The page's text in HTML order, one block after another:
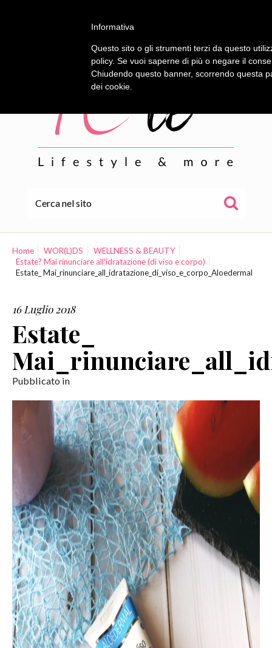
WOR(L)DS
CONTATTI
Home WOR(L)DS
WELLNESS & BEAUTY
Estate? Mai rinunciare all'idratazione (di viso e corpo)
Estate_ Mai_rinunciare_all_idratazione_di_viso_e_corpo_Aloedermal
16 Luglio 2018
Estate_
Pubblicato in
Informativa
Questo sito o gli strumenti terzi da questo
policy. Se vuoi saperne di più o negare il
Chiudendo questo banner, scorrendo questa
dei cookie.